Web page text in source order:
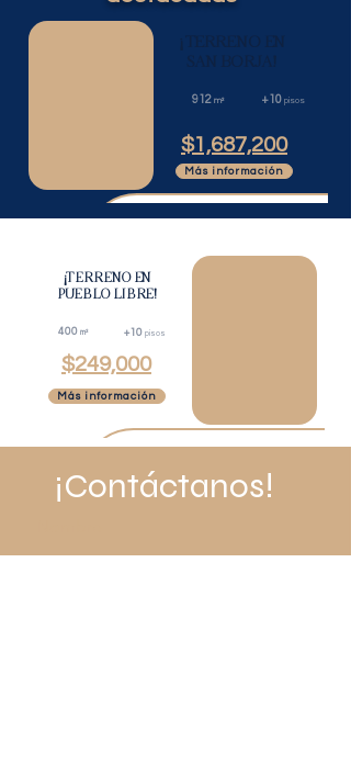
912 m²
¡TERRENO EN
SAN BORJA!
+10 pisos
$1,687,200
Más información
¡TERRENO EN
PUEBLO LIBRE!
$249,000
Más información
400 m² +10 pisos
¡Contáctanos!